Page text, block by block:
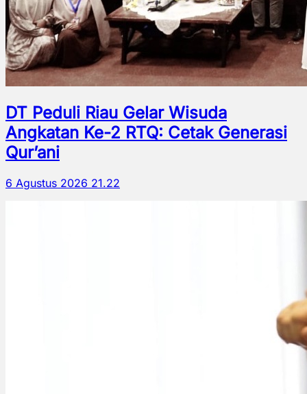
DT Peduli Riau Gelar Wisuda
Angkatan Ke-2 RTQ: Cetak Generasi
Qur’ani
6 Agustus 2026 21.22